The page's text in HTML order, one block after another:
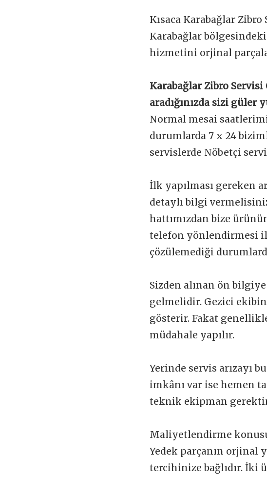
Kısaca Karabağlar
Karabağlar
hizmetini orjinal
Karabağlar Zibro Servisi
aradığınızda sizi güler
Normal mesai
durumlarda 7 x 24
servislerde Nöbetçi
İlk yapılması gereken
detaylı bilgi
hattımızdan bize
telefon yönlendirmesi
çözülemediği
Sizden alınan ön
gelmelidir. Gezici
gösterir. Fakat
müdahale yapılır.
Yerinde servis arızayı
imkânı var ise hemen
teknik ekipman
Maliyetlendirme
Yedek parçanın orjinal
tercihinize bağlıdır. İki